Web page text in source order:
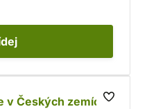
v Českých zemích